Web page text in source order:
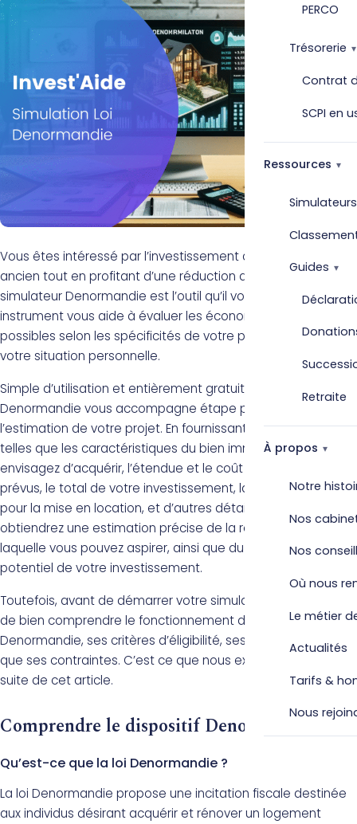
PERCO
Trésorerie
Contrat
SCPI en
Ressources
Simulateurs
Guides
Retraite
À propos
Notre
Nos
Nos
Où nous
Le métier
Actualités
Tarifs &
Nous
Vous êtes intéressé par l’investissement dans l’immobilier
ancien tout en profitant d’une réduction d’impôt ? Le
simulateur Denormandie est l’outil qu’il vous faut ! Cet
instrument vous aide à évaluer les économies d’impôt
possibles selon les spécificités de votre projet immobilier et
votre situation personnelle.
Simple d’utilisation et entièrement gratuit, le simulateur
Denormandie vous accompagne étape par étape dans
l’estimation de votre projet. En fournissant des informations
telles que les caractéristiques du bien immobilier que vous
envisagez d’acquérir, l’étendue et le coût des travaux
prévus, le total de votre investissement, la période prévue
pour la mise en location, et d’autres détails pertinents, vous
obtiendrez une estimation précise de la réduction d’impôt à
laquelle vous pouvez aspirer, ainsi que du rendement
potentiel de votre investissement.
Toutefois, avant de démarrer votre simulation, il est crucial
de bien comprendre le fonctionnement du dispositif
Denormandie, ses critères d’éligibilité, ses bénéfices, ainsi
que ses contraintes. C’est ce que nous examinerons dans la
suite de cet article.
Comprendre le dispositif Denormandie
Qu’est-ce que la loi Denormandie ?
La loi Denormandie propose une incitation fiscale destinée
aux individus désirant acquérir et rénover un logement